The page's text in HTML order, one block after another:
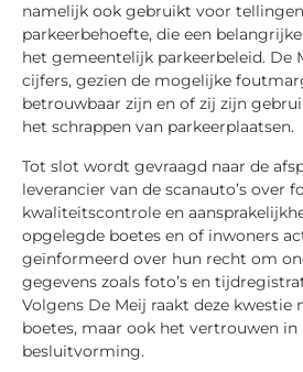
namelijk ook gebruikt voor
parkeerbehoefte, die een
het gemeentelijk parkeerbeleid. De
cijfers, gezien de mogelijke
betrouwbaar zijn en of zij zijn
het schrappen van parkeerplaatsen.
Tot slot wordt gevraagd naar de
leverancier van de scanauto’s over
kwaliteitscontrole en
opgelegde boetes en of inwoners
geïnformeerd over hun recht om
gegevens zoals foto’s en
Volgens De Meij raakt deze kwestie
boetes, maar ook het vertrouwen in
besluitvorming.